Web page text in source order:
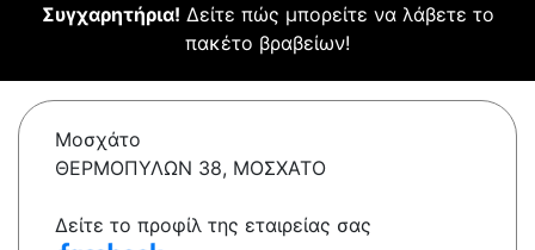
Συγχαρητήρια! Δείτε πώς μπορείτε να λάβετε το
πακέτο βραβείων!
Μοσχάτο
ΘΕΡΜΟΠΥΛΩΝ 38, ΜΟΣΧΑΤΟ
Δείτε το προφίλ της εταιρείας σας